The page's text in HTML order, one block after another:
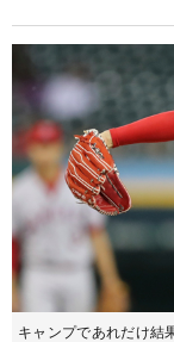
キャンプであれだけ結